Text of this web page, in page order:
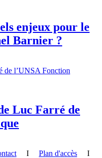
enjeux pour le
Barnier ?
Luc Farré de
I Plan d'accès I